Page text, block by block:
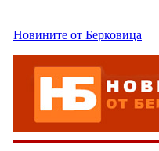
Новините от Берковица